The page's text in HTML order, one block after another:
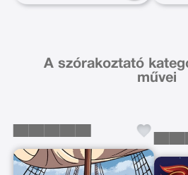
A szórakoztató
művei